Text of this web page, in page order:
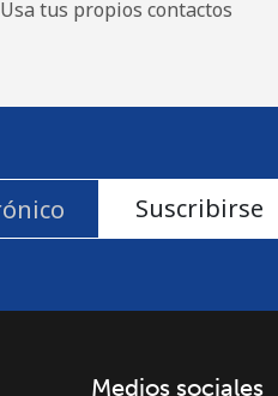
Usa tus propios contactos
Suscribirse
Medios sociales